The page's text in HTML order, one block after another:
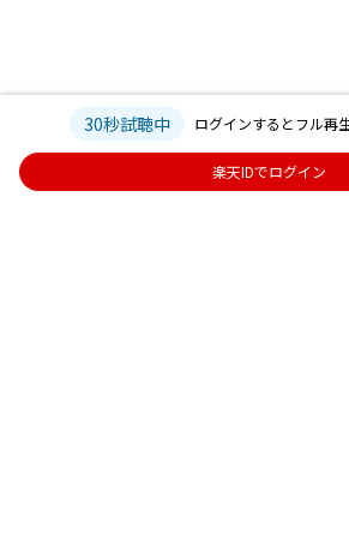
30秒試聴中 ログインするとフル再
楽天IDでログイン